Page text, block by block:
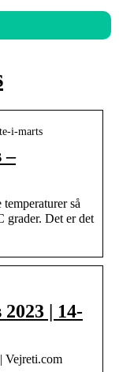
i-marts
–
så
grader. Det er det
| 14-
Vejreti.com